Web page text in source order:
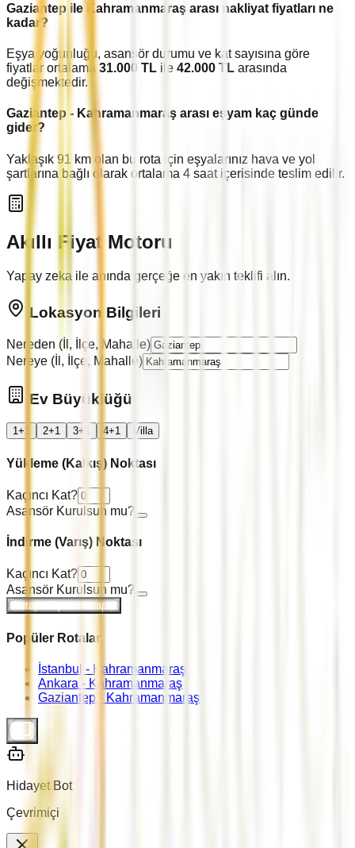
Gaziantep ile Kahramanmaraş arası nakliyat fiyatları ne
kadar?
Eşya yoğunluğu, asansör durumu ve kat sayısına göre
fiyatlar ortalama 31.000 TL ile 42.000 TL arasında
değişmektedir.
Gaziantep - Kahramanmaraş arası eşyam kaç günde
gider?
Yaklaşık 91
km olan bu rota için eşyalarınız hava ve yol
şartlarına bağlı olarak ortalama 4 saat içerisinde teslim edilir.
Akıllı Fiyat Motoru
Yapay zeka ile anında gerçeğe en yakın teklifi alın.
Lokasyon Bilgileri
Nereden (İl, İlçe, Mahalle)
Nereye (İl, İlçe, Mahalle)
Ev Büyüklüğü
1+1 2+1 3+1 4+1 Villa
Yükleme (Kalkış) Noktası
Kaçıncı Kat?
Asansör Kurulsun mu?
İndirme (Varış) Noktası
Kaçıncı Kat?
Asansör Kurulsun mu?
Detaylı Fiyatı Hesapla
Popüler Rotalar
İstanbul - Kahramanmaraş
Ankara - Kahramanmaraş
Gaziantep -
Kahramanmaraş
Hidayet Bot
Çevrimiçi